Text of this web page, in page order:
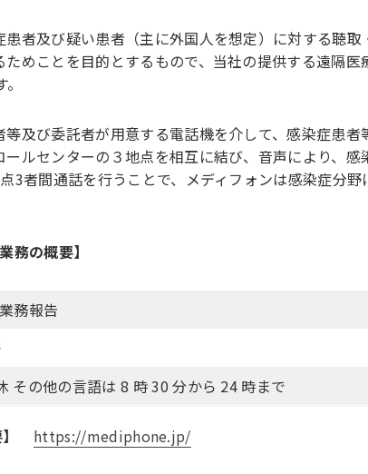
者及び疑い患者（主に外国人を想定）に対する聴取
めことを目的とするもので、当社の提供する遠隔医
及び委託者が用意する電話機を介して、感染症患者
ルセンターの３地点を相互に結び、音声により、感
3者間通話を行うことで、メディフォンは感染症分野
業務の概要】
務報告
その他の言語は 8 時 30 分から 24 時まで
https://mediphone.jp/